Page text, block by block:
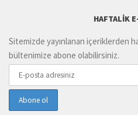
HAFTALIK
Sitemizde yayınlanan içeriklerden
bültenimize abone olabilirsiniz.